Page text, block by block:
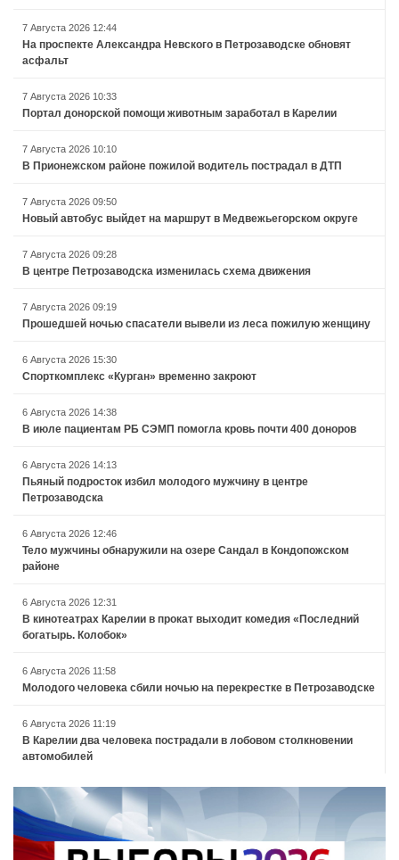
7 Августа 2026 12:44
На проспекте Александра Невского в Петрозаводске обновят
асфальт
7 Августа 2026 10:33
Портал донорской помощи животным заработал в Карелии
7 Августа 2026 10:10
В Прионежском районе пожилой водитель пострадал в ДТП
7 Августа 2026 09:50
Новый автобус выйдет на маршрут в Медвежьегорском округе
7 Августа 2026 09:28
В центре Петрозаводска изменилась схема движения
7 Августа 2026 09:19
Прошедшей ночью спасатели вывели из леса пожилую женщину
6 Августа 2026 15:30
Спорткомплекс «Курган» временно закроют
6 Августа 2026 14:38
В июле пациентам РБ СЭМП помогла кровь почти 400 доноров
6 Августа 2026 14:13
Пьяный подросток избил молодого мужчину в центре
Петрозаводска
6 Августа 2026 12:46
Тело мужчины обнаружили на озере Сандал в Кондопожском
районе
6 Августа 2026 12:31
В кинотеатрах Карелии в прокат выходит комедия «Последний
богатырь. Колобок»
6 Августа 2026 11:58
Молодого человека сбили ночью на перекрестке в Петрозаводске
6 Августа 2026 11:19
В Карелии два человека пострадали в лобовом столкновении
автомобилей